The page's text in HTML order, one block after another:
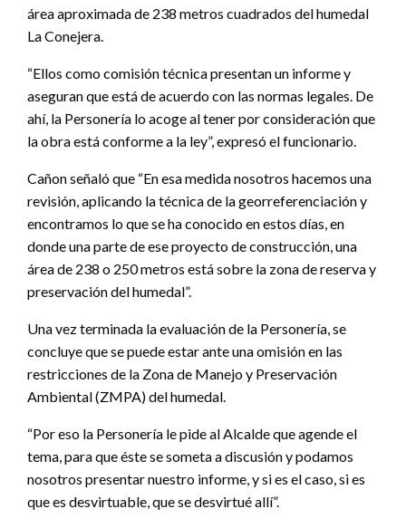
área aproximada de 238 metros cuadrados del humedal
La Conejera.
“Ellos como comisión técnica presentan un informe y
aseguran que está de acuerdo con las normas legales. De
ahí, la Personería lo acoge al tener por consideración que
la obra está conforme a la ley”, expresó el funcionario.
Cañon señaló que “En esa medida nosotros hacemos una
revisión, aplicando la técnica de la georreferenciación y
encontramos lo que se ha conocido en estos días, en
donde una parte de ese proyecto de construcción, una
área de 238 o 250 metros está sobre la zona de reserva y
preservación del humedal”.
Una vez terminada la evaluación de la Personería, se
concluye que se puede estar ante una omisión en las
restricciones de la Zona de Manejo y Preservación
Ambiental (ZMPA) del humedal.
“Por eso la Personería le pide al Alcalde que agende el
tema, para que éste se someta a discusión y podamos
nosotros presentar nuestro informe, y si es el caso, si es
que es desvirtuable, que se desvirtué allí”.